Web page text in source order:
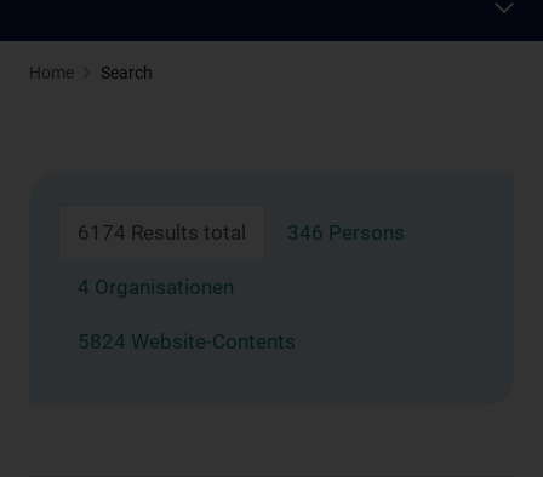
Home Search
6174 Results total 346 Persons
4 Organisationen
5824 Website-Contents